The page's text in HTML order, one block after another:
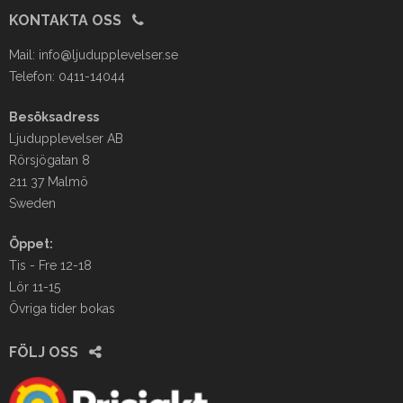
KONTAKTA OSS
Mail: info@ljudupplevelser.se
Telefon: 0411-14044
Besöksadress
Ljudupplevelser AB
Rörsjögatan 8
211 37 Malmö
Sweden
Öppet:
Tis - Fre 12-18
Lör 11-15
Övriga tider bokas
FÖLJ OSS